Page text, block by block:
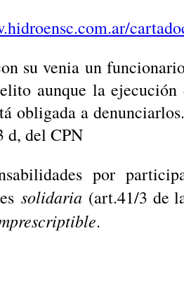
su venia un
aunque la
obligada a
d, del CPN
por
solidaria (art.41/3 de
.